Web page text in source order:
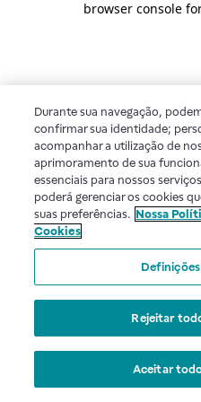
browser console
Durante sua navegação,
confirmar sua identidade;
acompanhar a utilização de
aprimoramento de sua
essenciais para nossos
poderá gerenciar os cookies
suas preferências. Nossa
Cookies
Rejeitar
Aceitar